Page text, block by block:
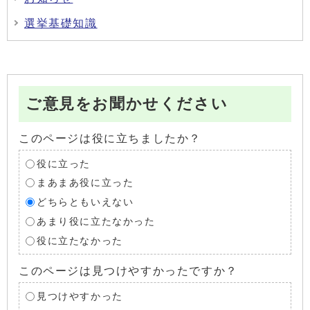
選挙基礎知識
ご意見をお聞かせください
このページは役に立ちましたか？
役に立った
まあまあ役に立った
どちらともいえない
あまり役に立たなかった
役に立たなかった
このページは見つけやすかったですか？
見つけやすかった